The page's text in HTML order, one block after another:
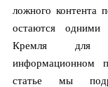
ложного контента
остаются
Кремля для
информационном
статье мы